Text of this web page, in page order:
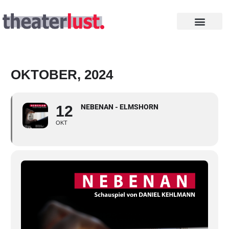
Inhalt
springen
OKTOBER, 2024
12
OKT
NEBENAN - ELMSHORN